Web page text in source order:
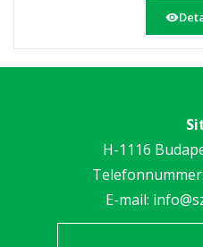
H-1116
Telefonnummer:
E-mail: